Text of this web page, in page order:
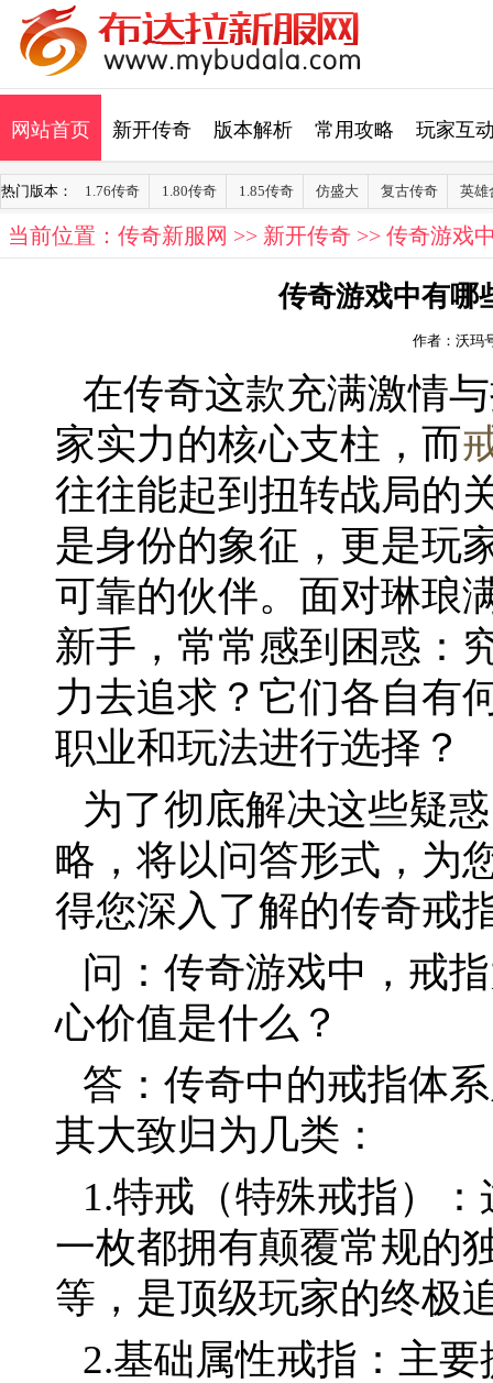
网站首页 新开传奇 版本解析 常用攻略 玩家互
热门版本： 1.76传奇 1.80传奇 1.85传奇 仿盛大 复古传奇 英雄
当前位置： 传奇新服网 >> 新开传奇 >> 传奇游戏
传奇游戏中有哪
作者：沃玛
在传奇这款充满激情
家实力的核心支柱，而
往往能起到扭转战局的
是身份的象征，更是玩
可靠的伙伴。面对琳琅
新手，常常感到困惑：
力去追求？它们各自有
职业和玩法进行选择？
为了彻底解决这些疑
略，将以问答形式，为
得您深入了解的传奇戒
问：传奇游戏中，戒
心价值是什么？
答：传奇中的戒指体
其大致归为几类：
1.特戒（特殊戒指）
一枚都拥有颠覆常规的
等，是顶级玩家的终极
2.基础属性戒指：主